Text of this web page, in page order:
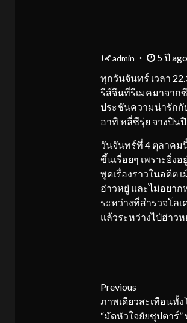
admin 5 ปี ago
ทุกวันจันทร์ เวลา
รีส์จีนที่รีเมคมาจากซี
ประชันความน่ารักกั
อาทิ หลี่ซีรุ่ย จางปิน
วันจันทร์ที่ 4 ตุลาค
ขึ้นเรื่อยๆ เพราะยิ่ง
พูดเรื่องราวในอดีต
ฮ่าวหยู่ และไม่อยาก
ระหว่างที่สำรวจโล
แล้วระหว่างไป๋ฮ่าว
Continue
Reading
Previous
ภาพเดียวสะเทือนทั้ง
“มัดหัวใจยัยซุปตาร์